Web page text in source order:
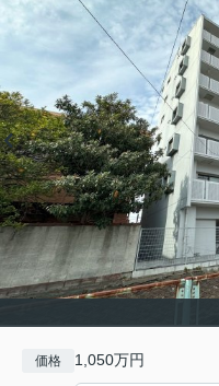
価格 1,050万円